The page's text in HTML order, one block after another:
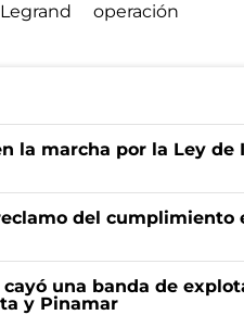
operación
la marcha por la Ley de
del cumplimiento
una banda de
y Pinamar